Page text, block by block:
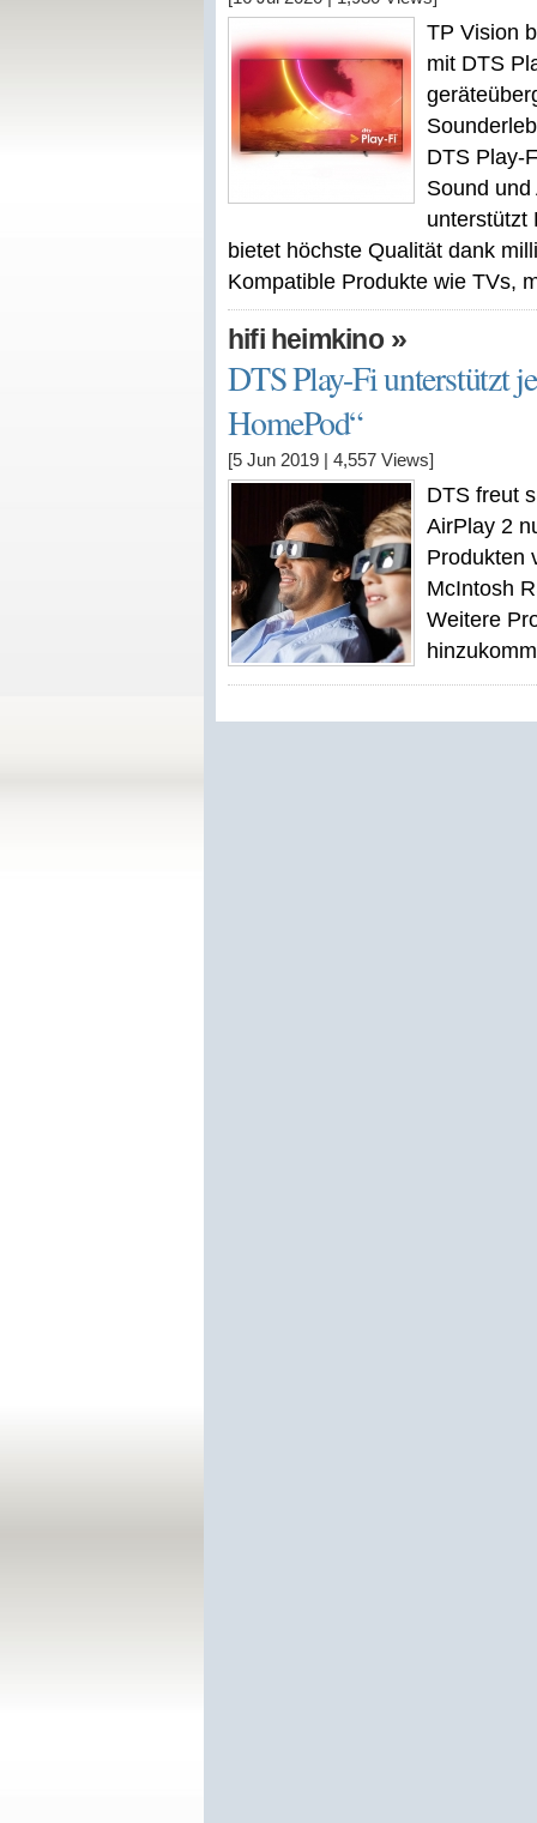
TP Vision
mit DTS
DTS Play-
Sound
unterstützt
bietet höchste Qualität dank
Kompatible Produkte wie TVs,
hifi heimkino»
DTS Play-Fi unterstützt
HomePod“
[5 Jun 2019 4,557 Views]
DTS freut
AirPlay 2
Produkten
McIntosh
Weitere